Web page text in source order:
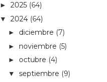
► 2025 (64)
▼ 2024 (64)
► diciembre (7)
► noviembre (5)
► octubre (4)
▼ septiembre (9)